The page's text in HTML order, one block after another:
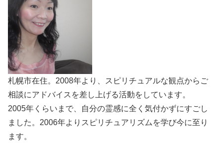
札幌市在住。2008年より、スピリチュアルな観点からご
相談にアドバイスを差し上げる活動をしています。
2005年くらいまで、自分の霊感に全く気付かずにすごし
ました。2006年よりスピリチュアリズムを学び今に至り
ます。